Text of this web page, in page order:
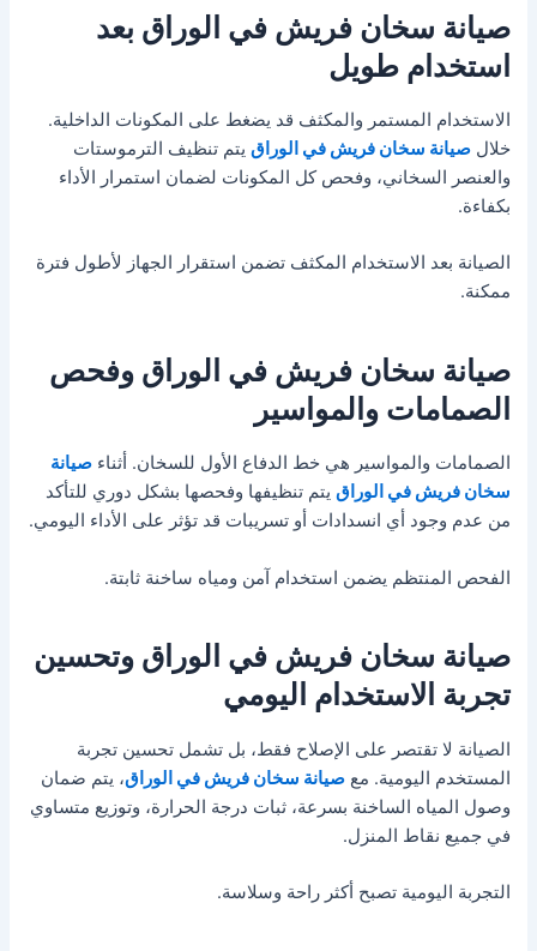
صيانة سخان فريش في الوراق بعد
استخدام طويل
الاستخدام المستمر والمكثف قد يضغط على المكونات الداخلية.
خلالصيانة سخان فريش في الوراق يتم تنظيف الترموستات
والعنصر السخاني، وفحص كل المكونات لضمان استمرار الأداء
بكفاءة.
الصيانة بعد الاستخدام المكثف تضمن استقرار الجهاز لأطول فترة
ممكنة.
صيانة سخان فريش في الوراق وفحص
الصمامات والمواسير
الصمامات والمواسير هي خط الدفاع الأول للسخان. أثناءصيانة
سخان فريش في الوراق يتم تنظيفها وفحصها بشكل دوري للتأكد
من عدم وجود أي انسدادات أو تسريبات قد تؤثر على الأداء اليومي.
الفحص المنتظم يضمن استخدام آمن ومياه ساخنة ثابتة.
صيانة سخان فريش في الوراق وتحسين
تجربة الاستخدام اليومي
الصيانة لا تقتصر على الإصلاح فقط، بل تشمل تحسين تجربة
المستخدم اليومية. معصيانة سخان فريش في الوراق، يتم ضمان
وصول المياه الساخنة بسرعة، ثبات درجة الحرارة، وتوزيع متساوي
في جميع نقاط المنزل.
التجربة اليومية تصبح أكثر راحة وسلاسة.